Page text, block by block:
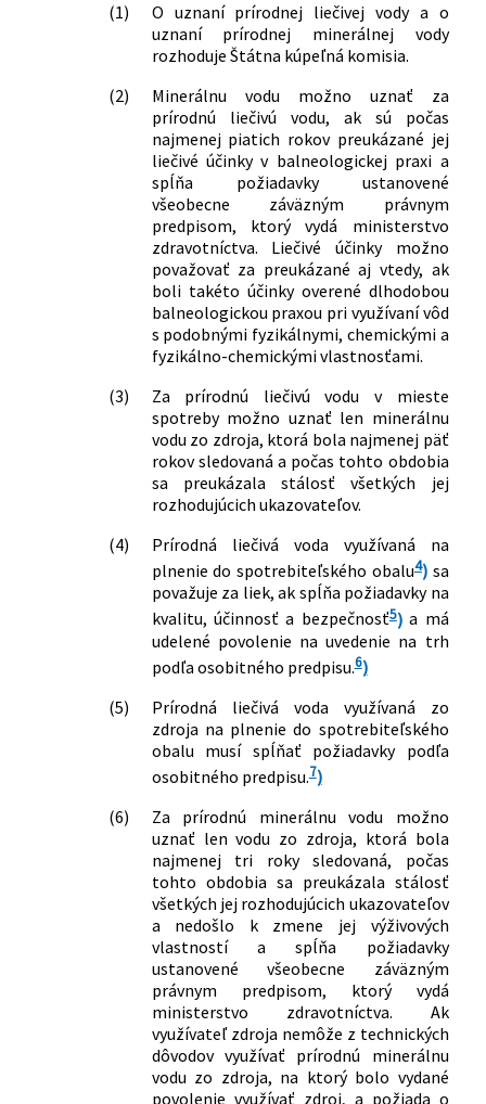
Slovenskej republiky č. 100/2006 Z. z.,
ktorou sa ustanovujú požiadavky na
prírodnú liečivú vodu a prírodnú
minerálnu vodu, podrobnosti o
balneologickom posudku, rozdelenie,
rozsah sledovania a obsah analýz
prírodných liečivých vôd a prírodných
minerálnych vôd a ich produktov a
požiadavky pre zápis akreditovaného
laboratória do zoznamu vedeného
Štátnou kúpeľnou komisiou v znení
vyhlášky č. 175/2013 Z. z.
Vyhláška Ministerstva zdravotníctva
Slovenskej republiky, ktorou sa
ustanovujú ochranné pásma prírodných
liečivých zdrojov a prírodných
minerálnych zdrojov v Rajeckých
Tepliciach a druhy zakázaných činností
v ochranných pásmach prírodných
liečivých zdrojov a prírodných
minerálnych zdrojov v Rajeckých
Tepliciach
320/2022 Z. z.
Vyhláška Ministerstva zdravotníctva
Slovenskej republiky, ktorou sa mení a
dopĺňa vyhláška Ministerstva
zdravotníctva Slovenskej republiky č.
101/2006 Z. z., ktorou sa ustanovuje
minimálne materiálno-technické a
personálne vybavenie prírodných
liečebných kúpeľov a kúpeľných
liečební a ustanovujú indikácie podľa
prírodných liečivých vôd a klimatických
podmienok vhodných na liečenie v
77/2023 Z. z.
Vyhláška Ministerstva zdravotníctva
Slovenskej republiky, ktorou sa
ustanovujú ochranné pásma prírodných
minerálnych zdrojov v Baldovciach a
druhy zakázaných činností v
ochranných pásmach prírodných
minerálnych zdrojov v Baldovciach
141/2023 Z. z.
Vyhláška Ministerstva zdravotníctva
Slovenskej republiky, ktorou sa
ustanovujú ochranné pásma prírodných
minerálnych zdrojov v Lipovciach a
druhy zakázaných činností v
(1)
O uznaní prírodnej liečivej vody a o
uznaní prírodnej minerálnej vody
rozhoduje Štátna kúpeľná komisia.
(2)
Minerálnu vodu možno uznať za
prírodnú liečivú vodu, ak sú počas
najmenej piatich rokov preukázané jej
liečivé účinky v balneologickej praxi a
spĺňa požiadavky ustanovené
všeobecne záväzným právnym
predpisom, ktorý vydá ministerstvo
zdravotníctva. Liečivé účinky možno
považovať za preukázané aj vtedy, ak
boli takéto účinky overené dlhodobou
balneologickou praxou pri využívaní vôd
s podobnými fyzikálnymi, chemickými a
fyzikálno-chemickými vlastnosťami.
(3)
Za prírodnú liečivú vodu v mieste
spotreby možno uznať len minerálnu
vodu zo zdroja, ktorá bola najmenej päť
rokov sledovaná a počas tohto obdobia
sa preukázala stálosť všetkých jej
rozhodujúcich ukazovateľov.
(4)
Prírodná liečivá voda využívaná na
plnenie do spotrebiteľského obalu4)sa
považuje za liek, ak spĺňa požiadavky na
kvalitu, účinnosť a bezpečnosť5)a má
udelené povolenie na uvedenie na trh
podľa osobitného predpisu.6)
(5)
Prírodná liečivá voda využívaná zo
zdroja na plnenie do spotrebiteľského
obalu musí spĺňať požiadavky podľa
osobitného predpisu.7)
(6)
Za prírodnú minerálnu vodu možno
uznať len vodu zo zdroja, ktorá bola
najmenej tri roky sledovaná, počas
tohto obdobia sa preukázala stálosť
všetkých jej rozhodujúcich ukazovateľov
a nedošlo k zmene jej výživových
vlastností a spĺňa požiadavky
ustanovené všeobecne záväzným
právnym predpisom, ktorý vydá
ministerstvo zdravotníctva. Ak
využívateľ zdroja nemôže z technických
dôvodov využívať prírodnú minerálnu
vodu zo zdroja, na ktorý bolo vydané
povolenie využívať zdroj, a požiada o